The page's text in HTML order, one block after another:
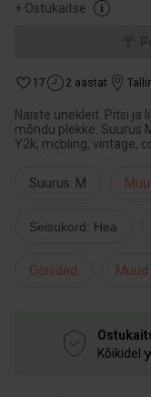
+ Ostukaitse
17 2 aastat
Naiste unekleit. Pitsi ja
mõndu plekke. Suurus
Y2k, mcbling, vintage,
Suurus: M Muu
Seisukord: Hea
Ööriided Muud
Kõikidel